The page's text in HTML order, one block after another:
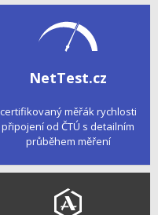
NetTest.cz
certifikovaný měřák rychlosti
připojení od ČTÚ s detailním
průběhem měření